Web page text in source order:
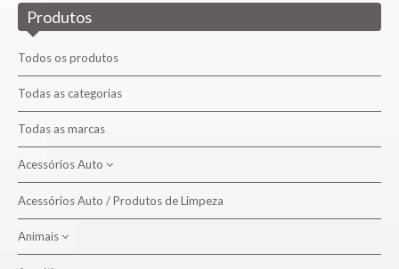
Produtos
Todos os produtos
Todas as categorias
Todas as marcas
Acessórios Auto
Produtos de Limpeza
Acessórios Auto / Produtos de Limpeza
Animais